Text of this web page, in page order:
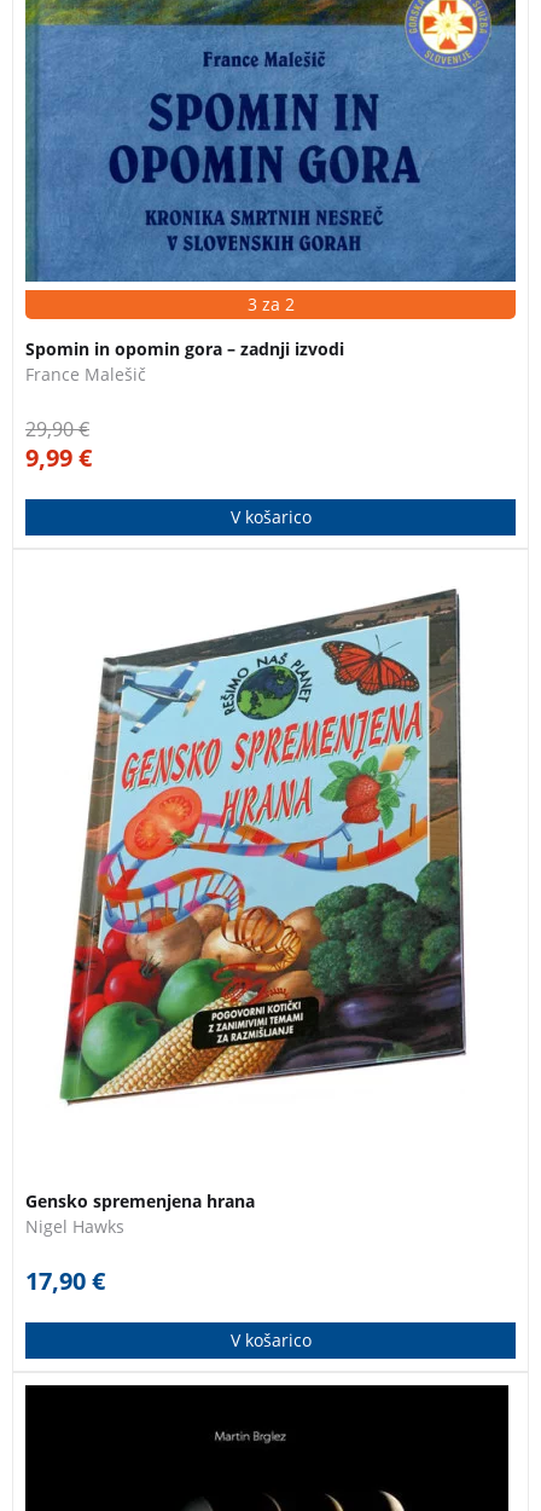
3 za 2
Spomin in opomin gora – zadnji izvodi
France Malešič
29,90€
9,99€
V košarico
Knjiga, ki na enostaven način razloži prednosti in
slabosti gensko spremenjene hrane ter kakšne so
posledice genske tehnike. Primerno tudi za otroke.
Gensko spremenjena hrana
Nigel Hawks
17,90€
V košarico
teleskopom ali celo samo z daljnogledom. Obvezno